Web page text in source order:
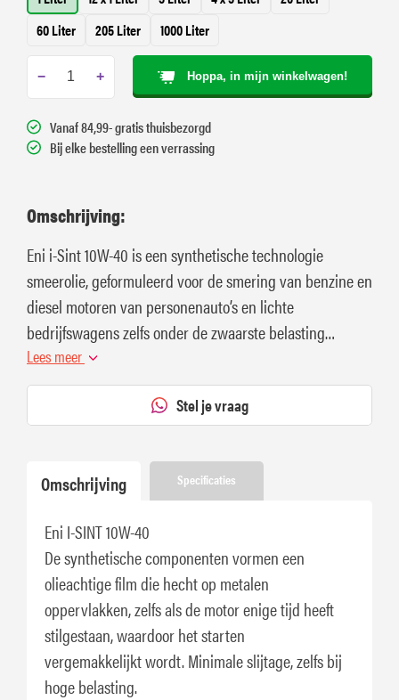
60 Liter
205 Liter 1000 Liter
− + Hoppa, in mijn winkelwagen!
Vanaf 84,99- gratis thuisbezorgd
Bij elke bestelling een verrassing
Omschrijving:
Eni i-Sint 10W-40 is een synthetische technologie
smeerolie, geformuleerd voor de smering van benzine en
diesel motoren van personenauto’s en lichte
bedrijfswagens zelfs onder de zwaarste belasting
condities.
Lees meer
Stel je vraag
Omschrijving Specificaties
Eni I-SINT 10W-40
De synthetische componenten vormen een
olieachtige film die hecht op metalen
oppervlakken, zelfs als de motor enige tijd heeft
stilgestaan, waardoor het starten
vergemakkelijkt wordt. Minimale slijtage, zelfs bij
hoge belasting.